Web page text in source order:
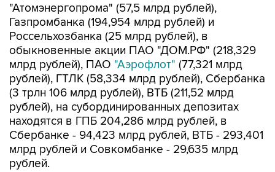
"Атомэнергопрома" (57,5 млрд рублей),
Газпромбанка (194,954 млрд рублей) и
Россельхозбанка (25 млрд рублей), в
обыкновенные акции ПАО "ДОМ.РФ" (218,329
млрд рублей), ПАО "Аэрофлот" (77,321 млрд
рублей), ГТЛК (58,334 млрд рублей), Сбербанка
(3 трлн 106 млрд рублей), ВТБ (211,52 млрд
рублей), на субординированных депозитах
находятся в ГПБ 204,286 млрд рублей, в
Сбербанке - 94,423 млрд рублей, ВТБ - 293,401
млрд рублей и Совкомбанке - 29,635 млрд
рублей.